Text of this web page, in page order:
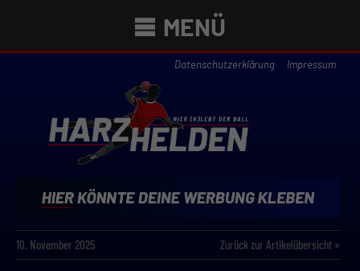
MENÜ
Datenschutzerklärung Impressum
10. November 2025 Zurück zur Artikelübersicht »